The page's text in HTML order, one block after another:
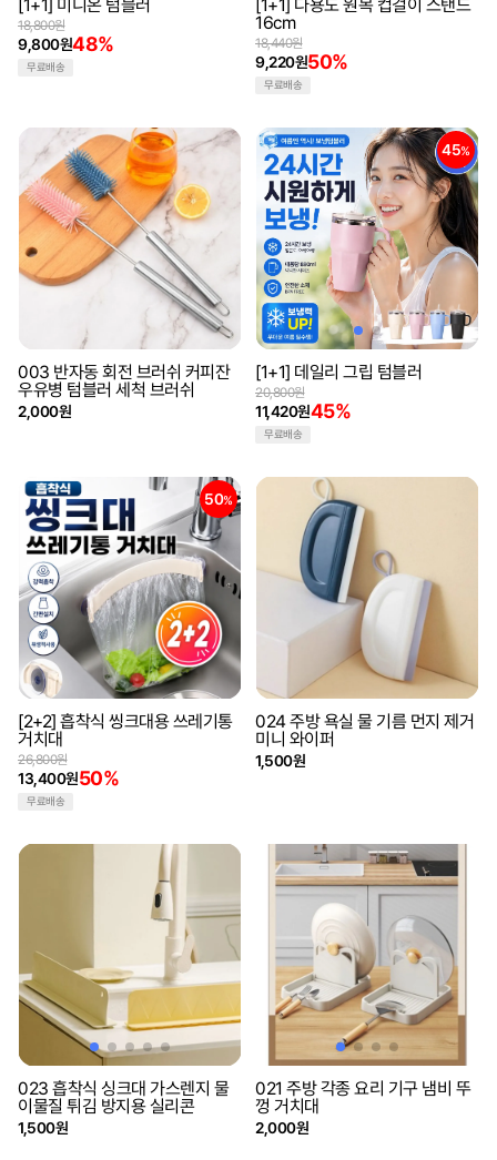
[1+1] 미니온 텀블러
9,800원48%
18,800원
무료배송
[1+1] 다용도 원목 컵걸이 스탠드
16cm
9,220원50%
18,440원
무료배송
003 반자동 회전 브러쉬 커피잔
우유병 텀블러 세척 브러쉬
2,000원
45%
[1+1] 데일리 그립 텀블러
11,420원45%
20,800원
무료배송
50%
[2+2] 흡착식 씽크대용 쓰레기통
거치대
13,400원50%
26,800원
무료배송
024 주방 욕실 물 기름 먼지 제거
미니 와이퍼
1,500원
023 흡착식 싱크대 가스렌지 물
이물질 튀김 방지용 실리콘
1,500원
021 주방 각종 요리 기구 냄비 뚜
껑 거치대
2,000원